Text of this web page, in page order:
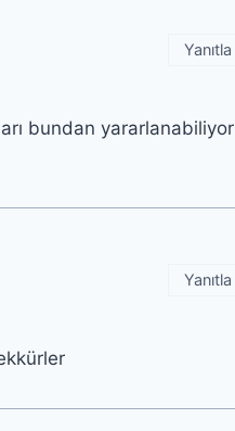
bundan yararlanabiliyor
Yanıtla
Yanıtla